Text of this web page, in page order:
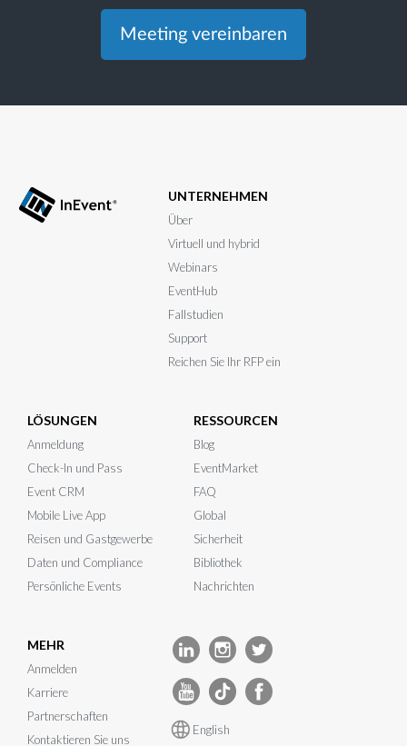
Meeting vereinbaren
UNTERNEHMEN
Über
Virtuell und hybrid
Webinars
EventHub
Fallstudien
Support
Reichen Sie Ihr RFP ein
LÖSUNGEN
Anmeldung
Check-In und Pass
Event CRM
Mobile Live App
Reisen und Gastgewerbe
Daten und Compliance
Persönliche Events
RESSOURCEN
Blog
EventMarket
FAQ
Global
Sicherheit
Bibliothek
Nachrichten
MEHR
Anmelden
Karriere
Partnerschaften
Kontaktieren Sie uns
English